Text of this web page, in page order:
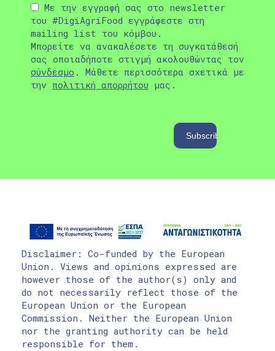
Με την εγγραφή σας στο newsletter
του #DigiAgriFood εγγράφεστε στη
mailing list του κόμβου.
Μπορείτε να ανακαλέσετε τη συγκατάθεσή
σας οποιαδήποτε στιγμή ακολουθώντας τον
σύνδεσμο . Μάθετε περισσότερα σχετικά με
την πολιτική απορρήτου μας.
Disclaimer: Co-funded by the European
Union. Views and opinions expressed are
however those of the author(s) only and
do not necessarily reflect those of the
European Union or the European
Commission. Neither the European Union
nor the granting authority can be held
responsible for them.